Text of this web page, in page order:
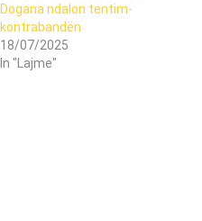
Dogana ndalon tentim-
kontrabandën
18/07/2025
In "Lajme"